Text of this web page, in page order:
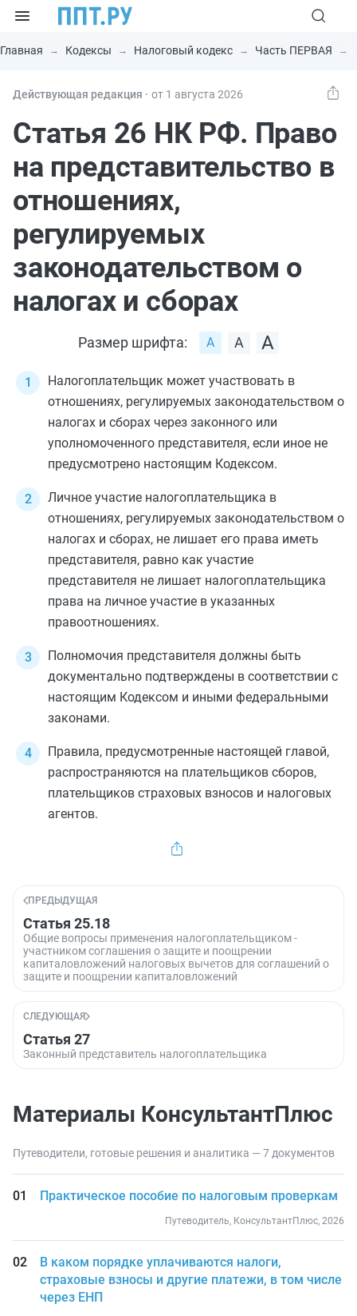
Главная Кодексы Налоговый кодекс Часть ПЕРВАЯ
Действующая редакция ⸱ от 1 августа 2026
Статья 26 НК РФ. Право
на представительство в
отношениях,
регулируемых
законодательством о
налогах и сборах
Размер шрифта:
Налогоплательщик может участвовать в
отношениях, регулируемых законодательством о
налогах и сборах через законного или
уполномоченного представителя, если иное не
предусмотрено настоящим Кодексом.
Личное участие налогоплательщика в
отношениях, регулируемых законодательством о
налогах и сборах, не лишает его права иметь
представителя, равно как участие
представителя не лишает налогоплательщика
права на личное участие в указанных
правоотношениях.
Полномочия представителя должны быть
документально подтверждены в соответствии с
настоящим Кодексом и иными федеральными
законами.
Правила, предусмотренные настоящей главой,
распространяются на плательщиков сборов,
плательщиков страховых взносов и налоговых
агентов.
ПРЕДЫДУЩАЯ
Статья 25.18
Общие вопросы применения налогоплательщиком -
участником соглашения о защите и поощрении
капиталовложений налоговых вычетов для соглашений о
защите и поощрении капиталовложений
СЛЕДУЮЩАЯ
Статья 27
Законный представитель налогоплательщика
Материалы КонсультантПлюс
Путеводители, готовые решения и аналитика — 7 документов
Практическое пособие по налоговым проверкам
Путеводитель, КонсультантПлюс, 2026
В каком порядке уплачиваются налоги,
страховые взносы и другие платежи, в том числе
через ЕНП